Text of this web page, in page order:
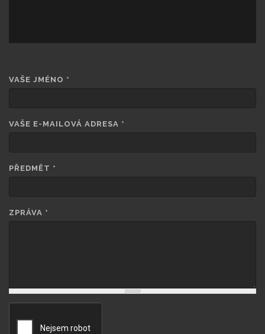
VAŠE JMÉNO *
VAŠE E-MAILOVÁ ADRESA *
PŘEDMĚT *
ZPRÁVA *